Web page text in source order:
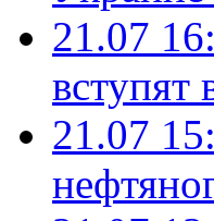
21.07
вступят
21.07